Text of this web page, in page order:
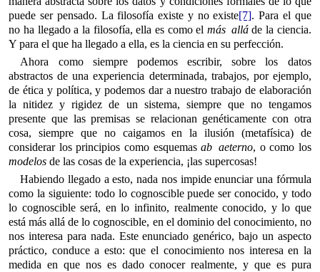
puede ser pensado. La filosofía existe y no existe[7]. Para el que
no ha llegado a la filosofía, ella es como el más alláde la ciencia.
Y para el que ha llegado a ella, es la ciencia en su perfección.
Ahora como siempre podemos escribir, sobre los datos
abstractos de una experiencia determinada, trabajos, por ejemplo,
de ética y política, y podemos dar a nuestro trabajo de elaboración
la nitidez y rigidez de un sistema, siempre que no tengamos
presente que las premisas se relacionan genéticamente con otra
cosa, siempre que no caigamos en la ilusión (metafísica) de
considerar los principios como esquemasab aeterno, o como los
modelos de las cosas de la experiencia, ¡las supercosas!
Habiendo llegado a esto, nada nos impide enunciar una fórmula
como la siguiente: todo lo cognoscible puede ser conocido, y todo
lo cognoscible será, en lo infinito, realmente conocido, y lo que
está más allá de lo cognoscible, en el dominio del conocimiento, no
nos interesa para nada. Este enunciado genérico, bajo un aspecto
práctico, conduce a esto: que el conocimiento nos interesa en la
medida en que nos es dado conocer realmente, y que es pura